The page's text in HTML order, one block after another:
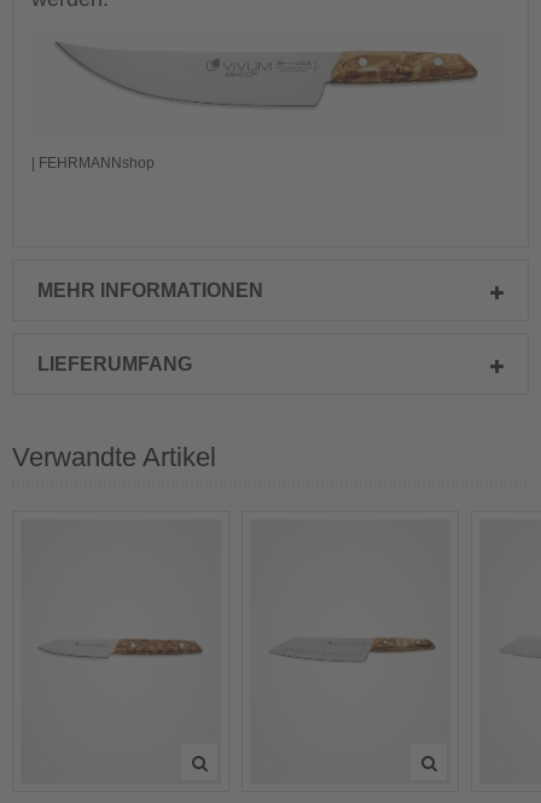
| FEHRMANNshop
MEHR INFORMATIONEN
LIEFERUMFANG
Verwandte Artikel